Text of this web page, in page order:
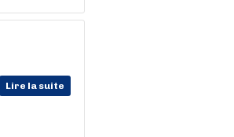
Lire la suite